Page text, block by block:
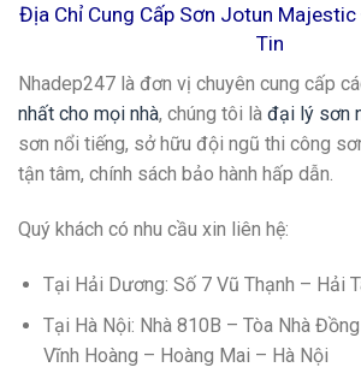
Địa Chỉ Cung Cấp Sơn Jotun
Tin
Nhadep247 là đơn vị chuyên cung cấp
nhất cho mọi nhà, chúng tôi là đại lý sơn
sơn nổi tiếng, sở hữu đội ngũ thi công
tận tâm, chính sách bảo hành hấp dẫn.
Quý khách có nhu cầu xin liên hệ:
Tại Hải Dương: Số 7 Vũ Thạnh – Hải
Tại Hà Nội: Nhà 810B – Tòa Nhà
Vĩnh Hoàng – Hoàng Mai – Hà Nội